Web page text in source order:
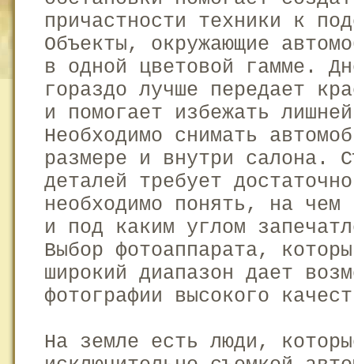
причастности техники к
Объекты, окружающие
в одной цветовой гамме.
гораздо лучше передает
и помогает избежать
Необходимо снимать
размере и внутри салона.
деталей требует
необходимо понять, на чем
и под каким углом
Выбор фотоаппарата,
широкий диапазон дает
фотографии высокого
На земле есть люди,